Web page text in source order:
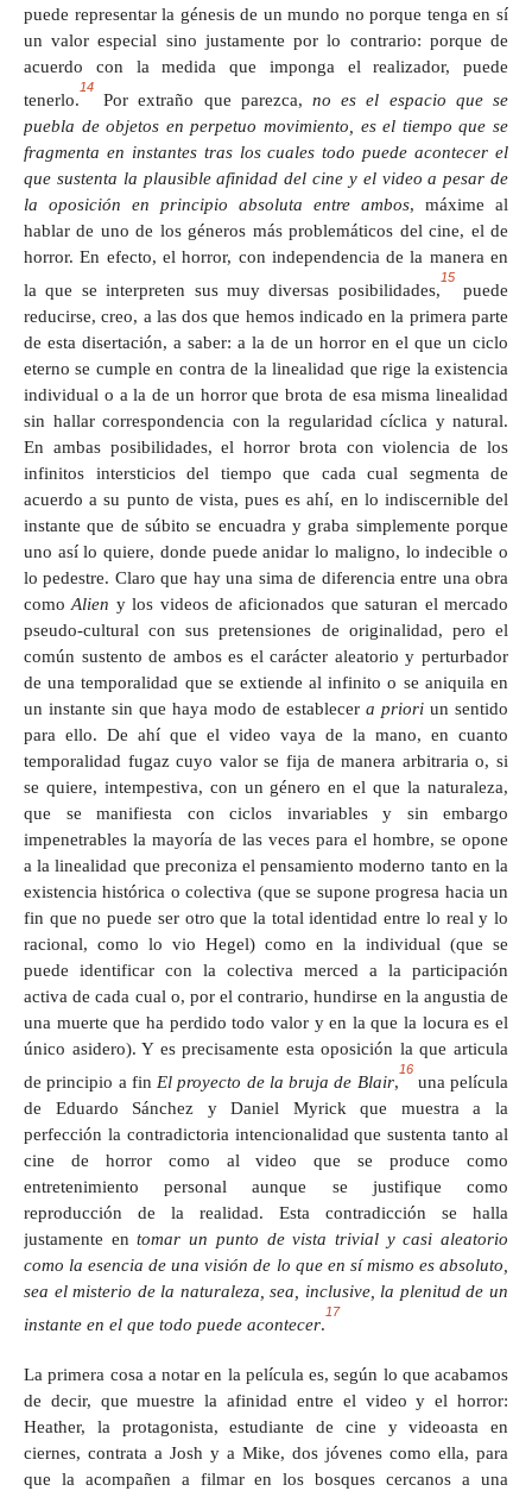
puede representar la génesis de un mundo no porque tenga en sí
un valor especial sino justamente por lo contrario: porque de
acuerdo con la medida que imponga el realizador, puede
tenerlo.
14
Por extraño que parezca, no es el espacio que se
puebla de objetos en perpetuo movimiento, es el tiempo que se
fragmenta en instantes tras los cuales todo puede acontecer el
que sustenta la plausible afinidad del cine y el video a pesar de
la oposición en principio absoluta entre ambos, máxime al
hablar de uno de los géneros más problemáticos del cine, el de
horror. En efecto, el horror, con independencia de la manera en
la que se interpreten sus muy diversas posibilidades,
15
puede
reducirse, creo, a las dos que hemos indicado en la primera parte
de esta disertación, a saber: a la de un horror en el que un ciclo
eterno se cumple en contra de la linealidad que rige la existencia
individual o a la de un horror que brota de esa misma linealidad
sin hallar correspondencia con la regularidad cíclica y natural.
En ambas posibilidades, el horror brota con violencia de los
infinitos intersticios del tiempo que cada cual segmenta de
acuerdo a su punto de vista, pues es ahí, en lo indiscernible del
instante que de súbito se encuadra y graba simplemente porque
uno así lo quiere, donde puede anidar lo maligno, lo indecible o
lo pedestre. Claro que hay una sima de diferencia entre una obra
comoAlien y los videos de aficionados que saturan el mercado
pseudo-cultural con sus pretensiones de originalidad, pero el
común sustento de ambos es el carácter aleatorio y perturbador
de una temporalidad que se extiende al infinito o se aniquila en
un instante sin que haya modo de establecer a priori un sentido
para ello. De ahí que el video vaya de la mano, en cuanto
temporalidad fugaz cuyo valor se fija de manera arbitraria o, si
se quiere, intempestiva, con un género en el que la naturaleza,
que se manifiesta con ciclos invariables y sin embargo
impenetrables la mayoría de las veces para el hombre, se opone
a la linealidad que preconiza el pensamiento moderno tanto en la
existencia histórica o colectiva (que se supone progresa hacia un
fin que no puede ser otro que la total identidad entre lo real y lo
racional, como lo vio Hegel) como en la individual (que se
puede identificar con la colectiva merced a la participación
activa de cada cual o, por el contrario, hundirse en la angustia de
una muerte que ha perdido todo valor y en la que la locura es el
único asidero). Y es precisamente esta oposición la que articula
de principio a fin El proyecto de la bruja de Blair,
16
una película
de Eduardo Sánchez y Daniel Myrick que muestra a la
perfección la contradictoria intencionalidad que sustenta tanto al
cine de horror como al video que se produce como
entretenimiento personal aunque se justifique como
reproducción de la realidad. Esta contradicción se halla
justamente entomar un punto de vista trivial y casi aleatorio
como la esencia de una visión de lo que en sí mismo es absoluto,
sea el misterio de la naturaleza, sea, inclusive, la plenitud de un
instante en el que todo puede acontecer.
17
La primera cosa a notar en la película es, según lo que acabamos
de decir, que muestre la afinidad entre el video y el horror:
Heather, la protagonista, estudiante de cine y videoasta en
ciernes, contrata a Josh y a Mike, dos jóvenes como ella, para
que la acompañen a filmar en los bosques cercanos a una